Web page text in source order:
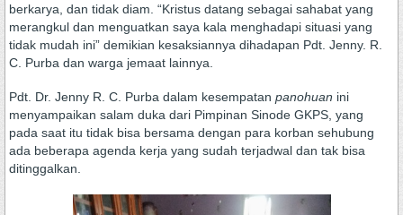
berkarya, dan tidak diam. “Kristus datang sebagai sahabat yang
merangkul dan menguatkan saya kala menghadapi situasi yang
tidak mudah ini” demikian kesaksiannya dihadapan Pdt. Jenny. R.
C. Purba dan warga jemaat lainnya.
Pdt. Dr. Jenny R. C. Purba dalam kesempatan panohuan ini
menyampaikan salam duka dari Pimpinan Sinode GKPS, yang
pada saat itu tidak bisa bersama dengan para korban sehubung
ada beberapa agenda kerja yang sudah terjadwal dan tak bisa
ditinggalkan.